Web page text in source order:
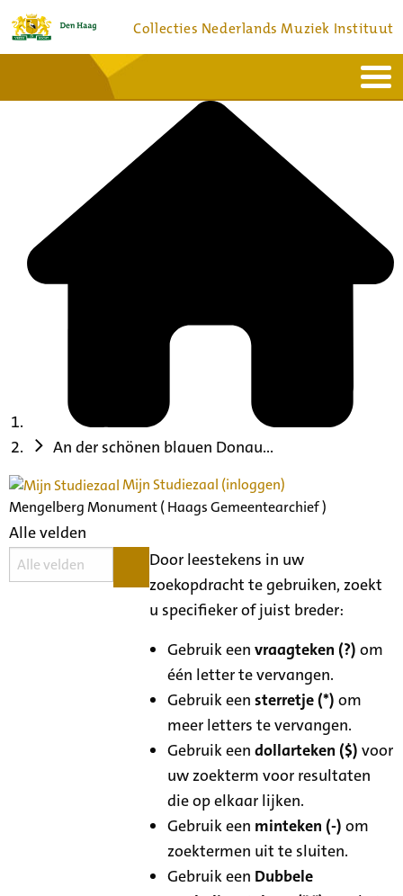
Collecties Nederlands Muziek Instituut
Bronnen en collecties
An der schönen blauen Donau...
Mijn Studiezaal (inloggen)
Mengelberg Monument ( Haags Gemeentearchief )
Alle velden
Door leestekens in uw
zoekopdracht te gebruiken, zoekt
u specifieker of juist breder:
Gebruik eenvraagteken (?) om
één letter te vervangen.
Gebruik eensterretje (*) om
meer letters te vervangen.
Gebruik eendollarteken ($) voor
uw zoekterm voor resultaten
die op elkaar lijken.
Gebruik een minteken (-) om
zoektermen uit te sluiten.
Gebruik een Dubbele